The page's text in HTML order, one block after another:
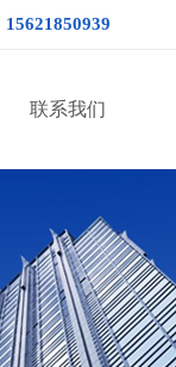
15621850939
联系我们